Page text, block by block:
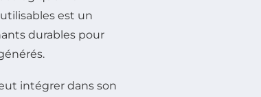
est un
durables pour
intégrer dans son